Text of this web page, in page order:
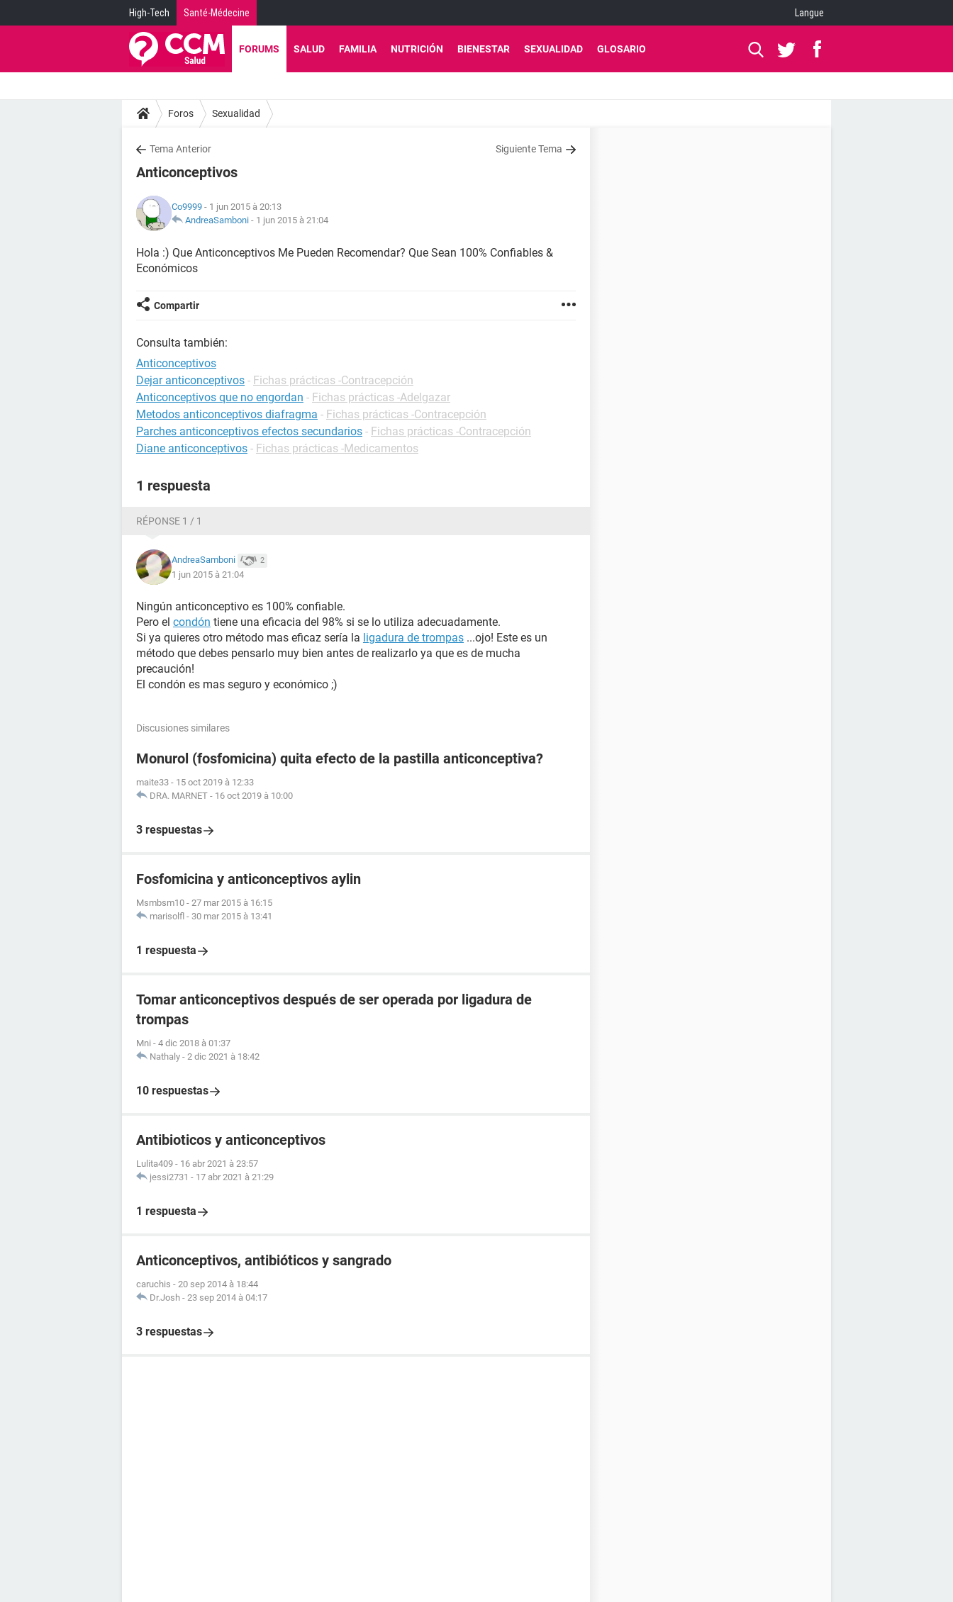
High-Tech Santé-Médecine Langue
FORUMS SALUD FAMILIA NUTRICIÓN BIENESTAR SEXUALIDAD GLOSARIO
Foros Sexualidad
Tema Anterior Siguiente Tema
Anticonceptivos
Co9999 - 1 jun 2015 à 20:13
AndreaSamboni - 1 jun 2015 à 21:04
Hola :) Que Anticonceptivos Me Pueden Recomendar? Que Sean 100% Confiables &
Económicos
Compartir
Consulta también:
Anticonceptivos
Dejar anticonceptivos - Fichas prácticas -Contracepción
Anticonceptivos que no engordan - Fichas prácticas -Adelgazar
Metodos anticonceptivos diafragma - Fichas prácticas -Contracepción
Parches anticonceptivos efectos secundarios - Fichas prácticas -Contracepción
Diane anticonceptivos - Fichas prácticas -Medicamentos
1 respuesta
RÉPONSE 1 / 1
AndreaSamboni 2
1 jun 2015 à 21:04
Ningún anticonceptivo es 100% confiable.
Pero el condón tiene una eficacia del 98% si se lo utiliza adecuadamente.
Si ya quieres otro método mas eficaz sería la ligadura de trompas ...ojo! Este es un
método que debes pensarlo muy bien antes de realizarlo ya que es de mucha
precaución!
El condón es mas seguro y económico ;)
Discusiones similares
Monurol (fosfomicina) quita efecto de la pastilla anticonceptiva?
maite33 - 15 oct 2019 à 12:33
DRA. MARNET - 16 oct 2019 à 10:00
3 respuestas
Fosfomicina y anticonceptivos aylin
Msmbsm10 - 27 mar 2015 à 16:15
marisolfl - 30 mar 2015 à 13:41
1 respuesta
Tomar anticonceptivos después de ser operada por ligadura de
trompas
Mni - 4 dic 2018 à 01:37
Nathaly - 2 dic 2021 à 18:42
10 respuestas
Antibioticos y anticonceptivos
Lulita409 - 16 abr 2021 à 23:57
jessi2731 - 17 abr 2021 à 21:29
1 respuesta
Anticonceptivos, antibióticos y sangrado
caruchis - 20 sep 2014 à 18:44
Dr.Josh - 23 sep 2014 à 04:17
3 respuestas